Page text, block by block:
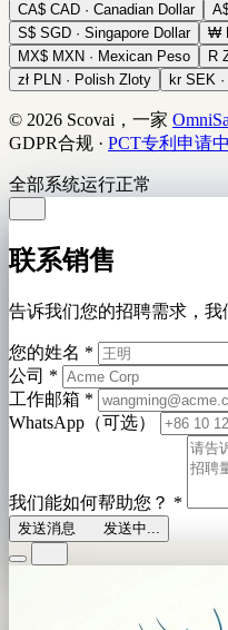
CA$ CAD · Canadian Dollar
S$ SGD · Singapore Dollar ₩
MX$ MXN · Mexican Peso R
zł PLN · Polish Zloty kr SEK
© 2026 Scovai，一家
GDPR合规 · PCT专利申请中
全部系统运行正常
联系销售
告诉我们您的招聘需求，我
您的姓名 *
公司 *
工作邮箱 *
WhatsApp（可选）
我们能如何帮助您？ *
发送消息 发送中...